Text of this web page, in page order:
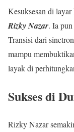
Kesuksesan di
Rizky Nazar. Ia
Transisi dari
mampu
layak di
Sukses di
Rizky Nazar